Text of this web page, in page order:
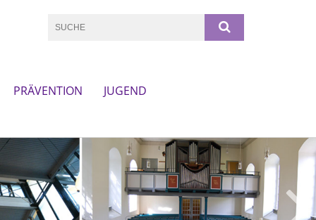
PRÄVENTION JUGEND